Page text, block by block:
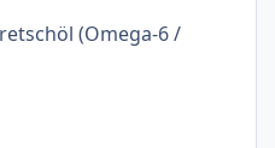
(Omega-6 /